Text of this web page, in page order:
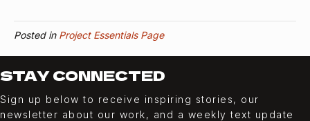
Posted in Project Essentials Page
STAY CONNECTED
Sign up below to receive inspiring stories, our
newsletter about our work, and a weekly text update